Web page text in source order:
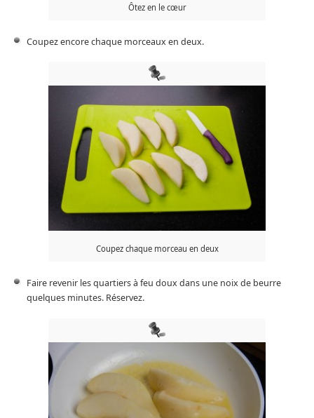
Ôtez en le cœur
Coupez encore chaque morceaux en deux.
Coupez chaque morceau en deux
Faire revenir les quartiers à feu doux dans une noix de beurre
quelques minutes. Réservez.